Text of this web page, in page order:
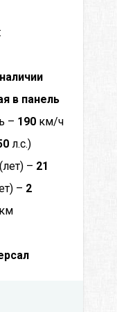
в панель
– 190 км/ч
л.с.)
– 21
– 2